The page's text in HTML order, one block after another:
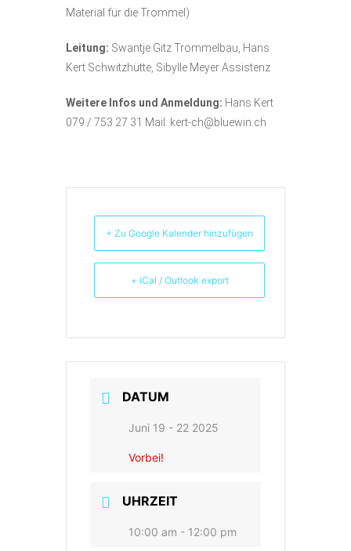
Material für die Trommel)
Leitung: Swantje Gitz Trommelbau, Hans
Kert Schwitzhütte, Sibylle Meyer Assistenz
Weitere Infos und Anmeldung: Hans Kert
079 / 753 27 31 Mail: kert-ch@bluewin.ch
+ Zu Google Kalender hinzufügen
+ iCal / Outlook export
DATUM
Juni 19 - 22 2025
Vorbei!
UHRZEIT
10:00 am - 12:00 pm